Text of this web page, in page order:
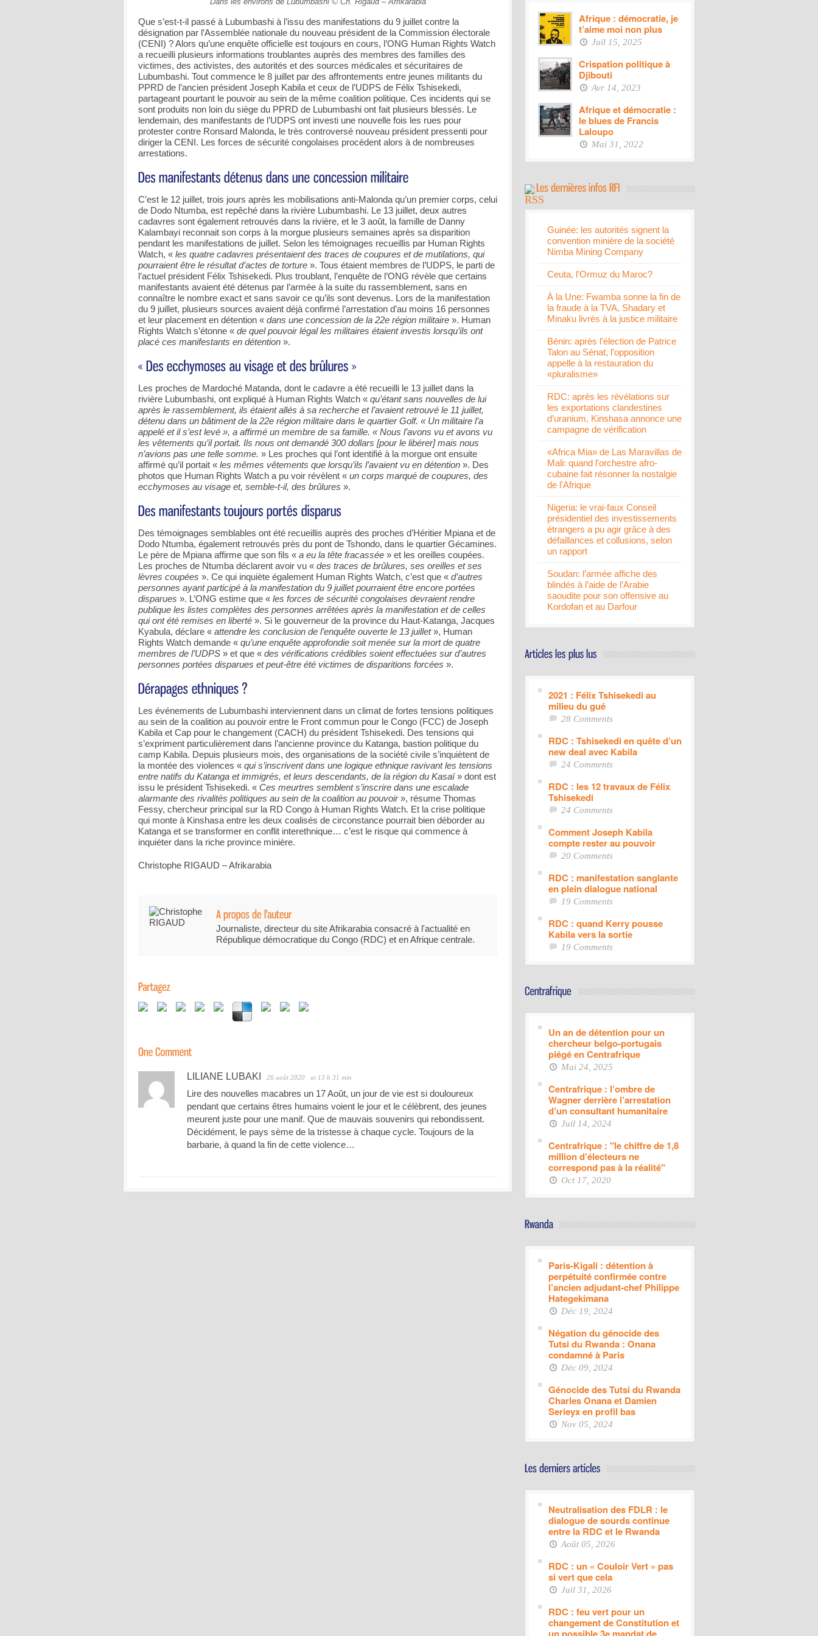
Que s’est-t-il passé à Lubumbashi à l’issu des manifestations du 9 juillet contre la
désignation par l’Assemblée nationale du nouveau président de la Commission électorale
(CENI) ? Alors qu’une enquête officielle est toujours en cours, l’ONG Human Rights Watch
a recueilli plusieurs informations troublantes auprès des membres des familles des
victimes, des activistes, des autorités et des sources médicales et sécuritaires de
Lubumbashi. Tout commence le 8 juillet par des affrontements entre jeunes militants du
PPRD de l’ancien président Joseph Kabila et ceux de l’UDPS de Félix Tshisekedi,
partageant pourtant le pouvoir au sein de la même coalition politique. Ces incidents qui se
sont produits non loin du siège du PPRD de Lubumbashi ont fait plusieurs blessés. Le
lendemain, des manifestants de l’UDPS ont investi une nouvelle fois les rues pour
protester contre Ronsard Malonda, le très controversé nouveau président pressenti pour
diriger la CENI. Les forces de sécurité congolaises procèdent alors à de nombreuses
arrestations.
C’est le 12 juillet, trois jours après les mobilisations anti-Malonda qu’un premier corps, celui
de Dodo Ntumba, est repêché dans la rivière Lubumbashi. Le 13 juillet, deux autres
cadavres sont également retrouvés dans la rivière, et le 3 août, la famille de Danny
Kalambayi reconnait son corps à la morgue plusieurs semaines après sa disparition
pendant les manifestations de juillet. Selon les témoignages recueillis par Human Rights
Watch, « les quatre cadavres présentaient des traces de coupures et de mutilations, qui
pourraient être le résultat d’actes de torture ». Tous étaient membres de l’UDPS, le parti de
l’actuel président Félix Tshisekedi. Plus troublant, l’enquête de l’ONG révèle que certains
manifestants avaient été détenus par l’armée à la suite du rassemblement, sans en
connaître le nombre exact et sans savoir ce qu’ils sont devenus. Lors de la manifestation
du 9 juillet, plusieurs sources avaient déjà confirmé l’arrestation d’au moins 16 personnes
et leur placement en détention « dans une concession de la 22e région militaire ». Human
Rights Watch s’étonne « de quel pouvoir légal les militaires étaient investis lorsqu’ils ont
placé ces manifestants en détention ».
Les proches de Mardoché Matanda, dont le cadavre a été recueilli le 13 juillet dans la
rivière Lubumbashi, ont expliqué à Human Rights Watch « qu’étant sans nouvelles de lui
après le rassemblement, ils étaient allés à sa recherche et l’avaient retrouvé le 11 juillet,
détenu dans un bâtiment de la 22e région militaire dans le quartier Golf. « Un militaire l’a
appelé et il s’est levé », a affirmé un membre de sa famille. « Nous l’avons vu et avons vu
les vêtements qu’il portait. Ils nous ont demandé 300 dollars [pour le libérer] mais nous
n’avions pas une telle somme. » Les proches qui l’ont identifié à la morgue ont ensuite
affirmé qu’il portait « les mêmes vêtements que lorsqu’ils l’avaient vu en détention ». Des
photos que Human Rights Watch a pu voir révèlent « un corps marqué de coupures, des
ecchymoses au visage et, semble-t-il, des brûlures ».
Des témoignages semblables ont été recueillis auprès des proches d’Héritier Mpiana et de
Dodo Ntumba, également retrouvés près du pont de Tshondo, dans le quartier Gécamines.
Le père de Mpiana affirme que son fils « a eu la tête fracassée » et les oreilles coupées.
Les proches de Ntumba déclarent avoir vu « des traces de brûlures, ses oreilles et ses
lèvres coupées ». Ce qui inquiète également Human Rights Watch, c’est que « d’autres
personnes ayant participé à la manifestation du 9 juillet pourraient être encore portées
disparues ». L’ONG estime que « les forces de sécurité congolaises devraient rendre
publique les listes complètes des personnes arrêtées après la manifestation et de celles
qui ont été remises en liberté ». Si le gouverneur de la province du Haut-Katanga, Jacques
Kyabula, déclare « attendre les conclusion de l’enquête ouverte le 13 juillet», Human
Rights Watch demande « qu’une enquête approfondie soit menée sur la mort de quatre
membres de l’UDPS » et que « des vérifications crédibles soient effectuées sur d’autres
personnes portées disparues et peut-être été victimes de disparitions forcées ».
Les événements de Lubumbashi interviennent dans un climat de fortes tensions politiques
au sein de la coalition au pouvoir entre le Front commun pour le Congo (FCC) de Joseph
Kabila et Cap pour le changement (CACH) du président Tshisekedi. Des tensions qui
s’expriment particulièrement dans l’ancienne province du Katanga, bastion politique du
camp Kabila. Depuis plusieurs mois, des organisations de la société civile s’inquiètent de
la montée des violences « qui s’inscrivent dans une logique ethnique ravivant les tensions
entre natifs du Katanga et immigrés, et leurs descendants, de la région du Kasaï» dont est
issu le président Tshisekedi. « Ces meurtres semblent s’inscrire dans une escalade
alarmante des rivalités politiques au sein de la coalition au pouvoir», résume Thomas
Fessy, chercheur principal sur la RD Congo à Human Rights Watch. Et la crise politique
qui monte à Kinshasa entre les deux coalisés de circonstance pourrait bien déborder au
Katanga et se transformer en conflit interethnique… c’est le risque qui commence à
inquiéter dans la riche province minière.
Christophe RIGAUD – Afrikarabia
Journaliste, directeur du site Afrikarabia consacré à l'actualité en
République démocratique du Congo (RDC) et en Afrique centrale.
LILIANE LUBAKI 26 août 2020 at 13 h 31 min
Lire des nouvelles macabres un 17 Août, un jour de vie est si douloureux
pendant que certains êtres humains voient le jour et le célèbrent, des jeunes
meurent juste pour une manif. Que de mauvais souvenirs qui rebondissent.
Décidément, le pays sème de la tristesse à chaque cycle. Toujours de la
barbarie, à quand la fin de cette violence…
Afrique : démocratie, je
t’aime moi non plus
Juil 15, 2025
Crispation politique à
Djibouti
Avr 14, 2023
Afrique et démocratie :
le blues de Francis
Laloupo
Mai 31, 2022
Guinée: les autorités signent la
convention minière de la société
Nimba Mining Company
Ceuta, l'Ormuz du Maroc?
À la Une: Fwamba sonne la fin de
la fraude à la TVA, Shadary et
Minaku livrés à la justice militaire
Bénin: après l’élection de Patrice
Talon au Sénat, l’opposition
appelle à la restauration du
«pluralisme»
RDC: après les révélations sur
les exportations clandestines
d’uranium, Kinshasa annonce une
campagne de vérification
«Africa Mia» de Las Maravillas de
Mali: quand l'orchestre afro-
cubaine fait résonner la nostalgie
de l'Afrique
Nigeria: le vrai-faux Conseil
présidentiel des investissements
étrangers a pu agir grâce à des
défaillances et collusions, selon
un rapport
Soudan: l’armée affiche des
blindés à l’aide de l’Arabie
saoudite pour son offensive au
Kordofan et au Darfour
2021 : Félix Tshisekedi au
milieu du gué
28 Comments
RDC : Tshisekedi en quête d’un
new deal avec Kabila
24 Comments
RDC : les 12 travaux de Félix
Tshisekedi
24 Comments
Comment Joseph Kabila
compte rester au pouvoir
20 Comments
RDC : manifestation sanglante
en plein dialogue national
19 Comments
RDC : quand Kerry pousse
Kabila vers la sortie
19 Comments
Un an de détention pour un
chercheur belgo-portugais
piégé en Centrafrique
Mai 24, 2025
Centrafrique : l’ombre de
Wagner derrière l’arrestation
d’un consultant humanitaire
Juil 14, 2024
Centrafrique : "le chiffre de 1,8
million d’électeurs ne
correspond pas à la réalité"
Oct 17, 2020
Paris-Kigali : détention à
perpétuité confirmée contre
l’ancien adjudant-chef Philippe
Hategekimana
Déc 19, 2024
Négation du génocide des
Tutsi du Rwanda : Onana
condamné à Paris
Déc 09, 2024
Génocide des Tutsi du Rwanda
Charles Onana et Damien
Serieyx en profil bas
Nov 05, 2024
Neutralisation des FDLR : le
dialogue de sourds continue
entre la RDC et le Rwanda
Août 05, 2026
RDC : un « Couloir Vert » pas
si vert que cela
Juil 31, 2026
RDC : feu vert pour un
changement de Constitution et